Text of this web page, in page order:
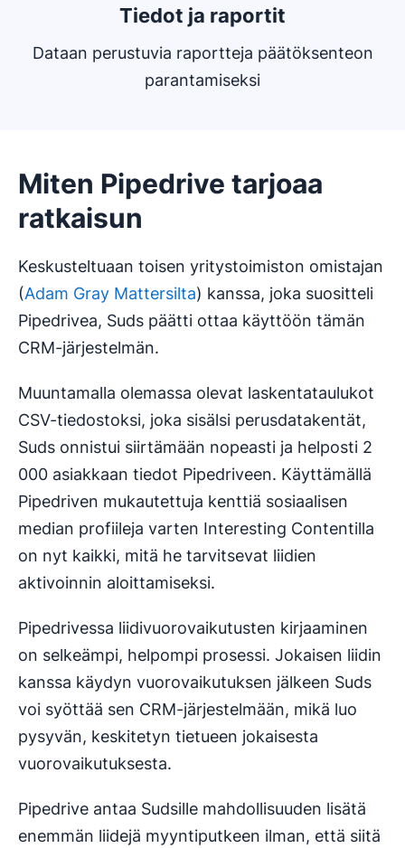
Tiedot ja raportit
Dataan perustuvia raportteja päätöksenteon
parantamiseksi
Miten Pipedrive tarjoaa
ratkaisun
Keskusteltuaan toisen yritystoimiston omistajan
(Adam Gray Mattersilta) kanssa, joka suositteli
Pipedrivea, Suds päätti ottaa käyttöön tämän
CRM-järjestelmän.
Muuntamalla olemassa olevat laskentataulukot
CSV-tiedostoksi, joka sisälsi perusdatakentät,
Suds onnistui siirtämään nopeasti ja helposti 2
000 asiakkaan tiedot Pipedriveen. Käyttämällä
Pipedriven mukautettuja kenttiä sosiaalisen
median profiileja varten Interesting Contentilla
on nyt kaikki, mitä he tarvitsevat liidien
aktivoinnin aloittamiseksi.
Pipedrivessa liidivuorovaikutusten kirjaaminen
on selkeämpi, helpompi prosessi. Jokaisen liidin
kanssa käydyn vuorovaikutuksen jälkeen Suds
voi syöttää sen CRM-järjestelmään, mikä luo
pysyvän, keskitetyn tietueen jokaisesta
vuorovaikutuksesta.
Pipedrive antaa Sudsille mahdollisuuden lisätä
enemmän liidejä myyntiputkeen ilman, että siitä